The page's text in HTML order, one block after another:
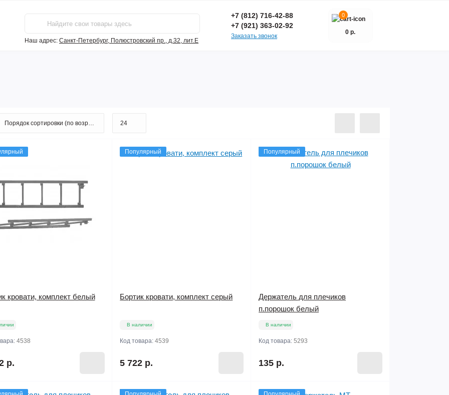
Наш адрес: Санкт-Петербург, Полюстровский пр., д.32, лит.Е
+7 (812) 716-42-88
+7 (921) 363-02-92
Заказать звонок
0
0 р.
кровати, комплект белый
4538
р.
Популярный
Бортик кровати, комплект серый
В наличии
Код товара:4539
5 722 р.
Популярный
Держатель для плечиков
п.порошок белый
В наличии
Код товара:5293
135 р.